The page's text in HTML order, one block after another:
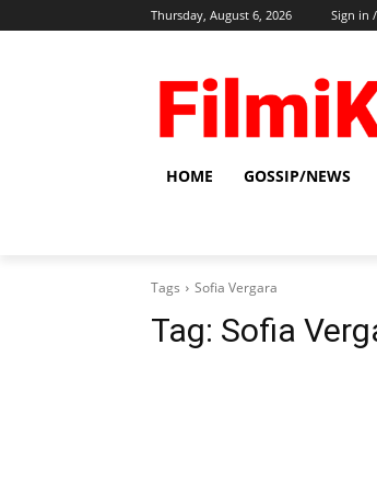
Thursday, August 6, 2026 Sign in
HOME GOSSIP/NEWS
Tags Sofia Vergara
Tag: Sofia